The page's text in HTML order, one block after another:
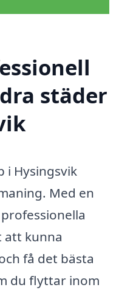
städer
Hysingsvik
Med en
kunna
få det bästa
du flyttar inom